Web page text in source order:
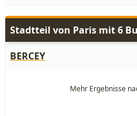
Stadtteil von Paris mit 6
BERCEY